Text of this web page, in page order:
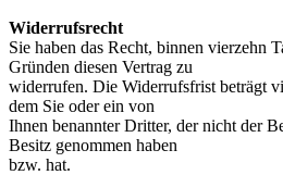
Widerrufsrecht
Sie haben das Recht, binnen vierzehn
Gründen diesen Vertrag zu
widerrufen. Die Widerrufsfrist beträgt
dem Sie oder ein von
Ihnen benannter Dritter, der nicht der
Besitz genommen haben
bzw. hat.